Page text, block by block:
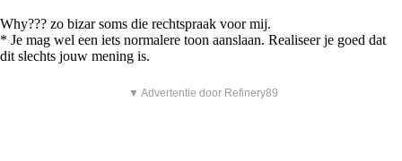
Why??? zo bizar soms die rechtspraak voor mij.
* Je mag wel een iets normalere toon aanslaan. Realiseer je goed dat
dit slechts jouw mening is.
▼ Advertentie door Refinery89